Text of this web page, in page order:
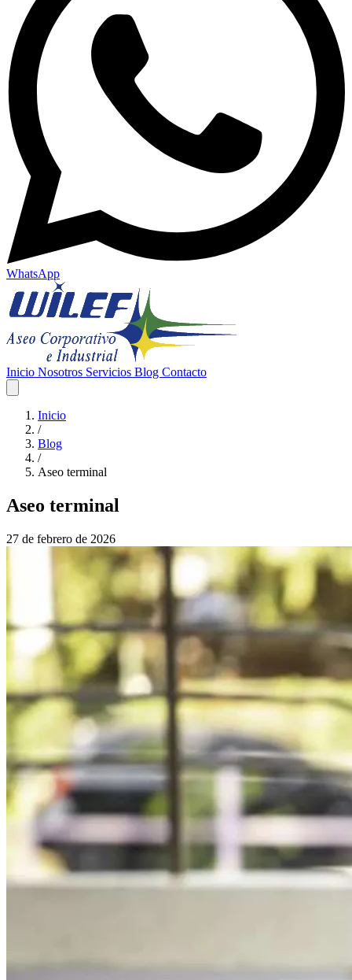
WhatsApp
Inicio Nosotros Servicios Blog Contacto
Inicio
/
Blog
/
Aseo terminal
Aseo terminal
27 de febrero de 2026